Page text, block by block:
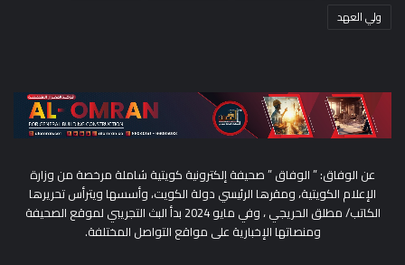
ولي العهد
عن الوفاق: ” الوفاق ” صحيفة إلكترونية كويتية شاملة مرخصة من وزارة
الإعلام الكويتية، ومقرها الرئيسي دولة الكويت، وأسسها ويترأس تحريرها
الكاتب/ مطلق الحريجي ، وفي مايو 2024 بدأ البث التجريبي لموقع الصحيفة
ومنصاتها الإخبارية على مواقع التواصل المختلفة.